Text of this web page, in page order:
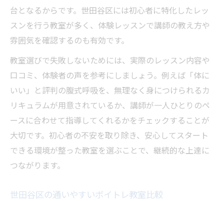
台となるからです。世田谷区には初心者に特化したレッ
スンを行う教室が多く、体験レッスンで講師の教え方や
雰囲気を確認するのも有効です。
教室選びで失敗しないためには、実際のレッスン内容や
口コミ、体験者の声を参考にしましょう。例えば「体に
いい」と評判の腹式呼吸を、無理なく身につけられるカ
リキュラムが用意されているか、講師が一人ひとりのペ
ースに合わせて指導してくれるかをチェックすることが
大切です。初心者の不安を取り除き、安心してスタート
できる環境が整った教室を選ぶことで、継続的な上達に
つながります。
世田谷区の通いやすいボイトレ教室比較